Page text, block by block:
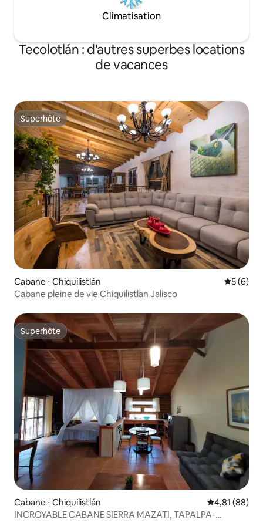
Climatisation
Tecolotlán : d'autres superbes locations
de vacances
Superhôte
Superhôte
Cabane ⋅ Chiquilistlán
5 (6)
Cabane pleine de vie Chiquilistlan Jalisco
Superhôte
Superhôte
Cabane ⋅ Chiquilistlán Évaluation
4,81 (88)
INCROYABLE CABANE SIERRA MAZATI, TAPALPA-